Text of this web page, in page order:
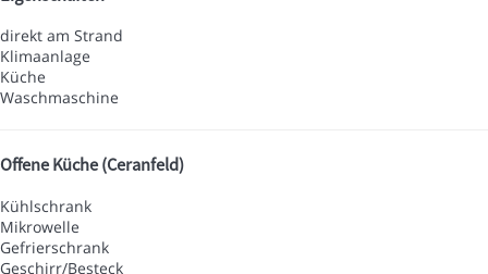
direkt am Strand
Klimaanlage
Küche
Waschmaschine
Offene Küche (Ceranfeld)
Kühlschrank
Mikrowelle
Gefrierschrank
Geschirr/Besteck